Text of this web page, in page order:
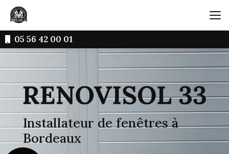
Aller
contenu
principal05 56 42 00 01
Installateur de fenêtres à
Bordeaux